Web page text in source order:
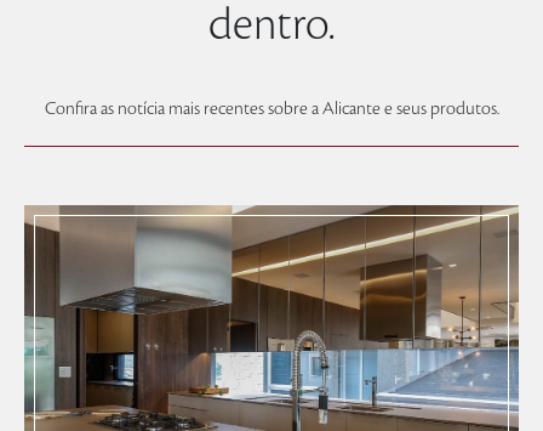
dentro.
Confira as notícia mais recentes sobre a Alicante e seus produtos.